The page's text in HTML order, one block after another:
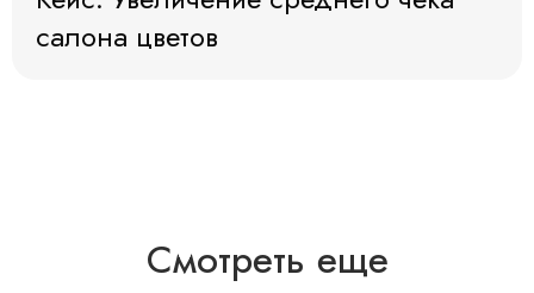
салона цветов
Смотреть еще